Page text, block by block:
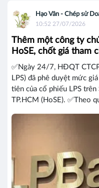
Hạo Vân - Chép sử
10:52 27/07/2026
Thêm một công ty
HoSE, chốt giá tham
✅Ngày 24/7, HĐQT
LPS) đã phê duyệt mức
tiên của cổ phiếu LPS
TP.HCM (HoSE). ✅Theo